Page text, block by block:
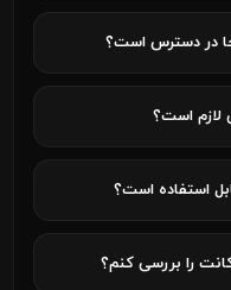
در دسترس است؟
لازم است؟
استفاده است؟
را بررسی کنم؟